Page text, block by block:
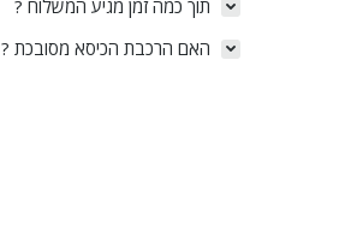
תוך כמה זמן מגיע המשלוח ?
האם הרכבת הכיסא מסובכת ?